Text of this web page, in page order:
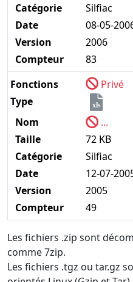
Catégorie
Silfiac
Date
08-05-
Version
2006
Compteur
83
Fonctions
Privé
Type
xls
Nom
...
Taille
72 KB
Catégorie
Silfiac
Date
12-07-
Version
2005
Compteur
49
Les fichiers .zip sont
comme 7zip.
Les fichiers .tgz ou tar.gz